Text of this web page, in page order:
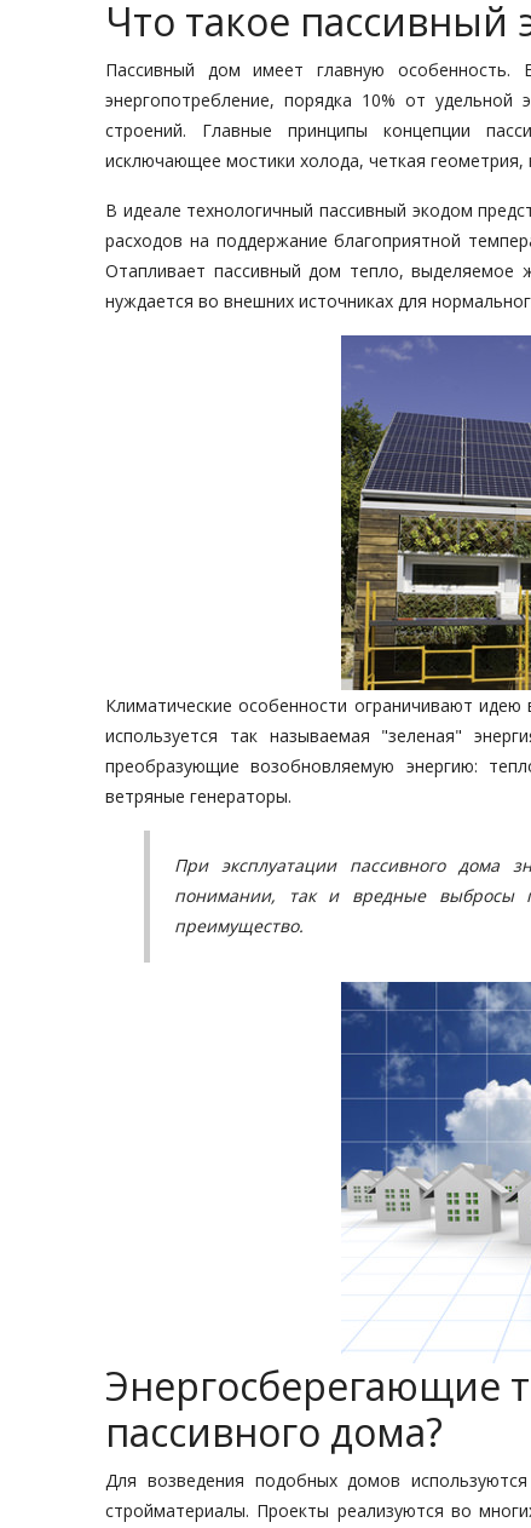
Что такое пассивный
Пассивный дом имеет главную особенность.
энергопотребление, порядка 10% от
строений. Главные принципы концепции
исключающее мостики холода, четкая
В идеале технологичный пассивный экодом
расходов на поддержание благоприятной
Отапливает пассивный дом тепло,
нуждается во внешних источниках для
Климатические особенности ограничивают
используется так называемая "зеленая"
преобразующие возобновляемую энергию:
ветряные генераторы.
При эксплуатации пассивного дома
понимании, так и вредные выбросы
преимущество.
Энергосберегающие
пассивного дома?
Для возведения подобных домов
стройматериалы. Проекты реализуются во